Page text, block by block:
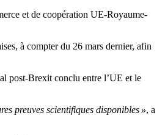
et de coopération UE-Royaume-
à compter du 26 mars dernier, afin
post-Brexit conclu entre l’UE et le
preuves scientifiques disponibles », a